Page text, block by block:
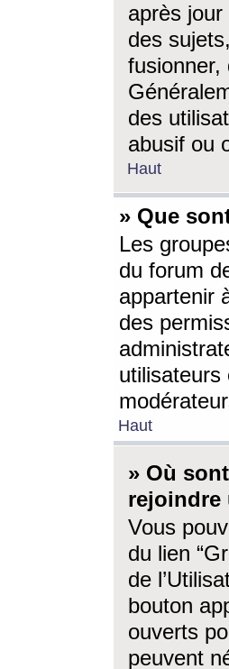
après jour
des
fusionner,
des
abusif ou
Haut
» Que
Les
du forum
appartenir
des
utilisateurs
Haut
» Où
rejoindre
Vous
du lien
de
bouton
ouverts
peuvent